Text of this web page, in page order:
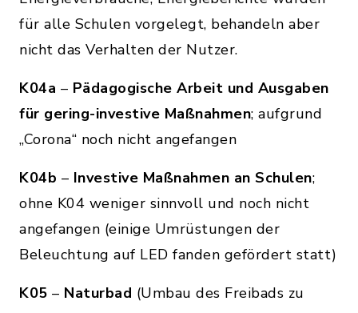
für alle Schulen vorgelegt, behandeln aber
nicht das Verhalten der Nutzer.
K04a – Pädagogische Arbeit und Ausgaben
für gering-investive Maßnahmen; aufgrund
„Corona“ noch nicht angefangen
K04b – Investive Maßnahmen an Schulen;
ohne K04 weniger sinnvoll und noch nicht
angefangen (einige Umrüstungen der
Beleuchtung auf LED fanden gefördert statt)
K05 – Naturbad (Umbau des Freibads zu